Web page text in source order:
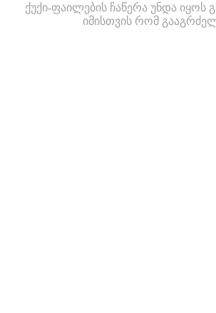
ქუქი-ფაილების ჩაწერა უნდა იყოს
იმისთვის რომ